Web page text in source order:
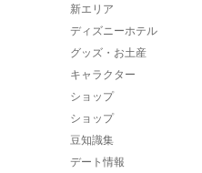
新エリア
ディズニーホテル
グッズ・お土産
キャラクター
ショップ
ショップ
豆知識集
デート情報